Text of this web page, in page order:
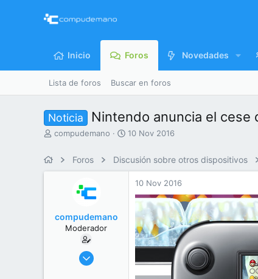
Inicio Foros Novedades
Lista de foros Buscar en foros
Noticia Nintendo anuncia el cese
I
r
compudemano
F
h
10 Nov 2016
Foros Discusión sobre otros dispositivos
compudemano
Moderador
26 Jul 2013
10 Nov 2016